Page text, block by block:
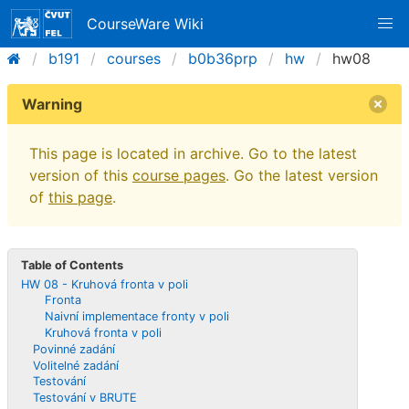
CourseWare Wiki
b191
courses b0b36prp hw hw08
Warning
This page is located in archive. Go to the latest
version of this course pages. Go the latest version
of this page.
Table of Contents
HW 08 - Kruhová fronta v poli
Fronta
Naivní implementace fronty v poli
Kruhová fronta v poli
Povinné zadání
Volitelné zadání
Testování
Testování v BRUTE